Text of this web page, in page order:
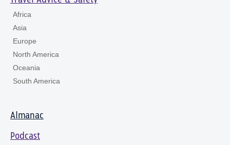
Africa
Asia
Europe
North America
Oceania
South America
Almanac
Podcast